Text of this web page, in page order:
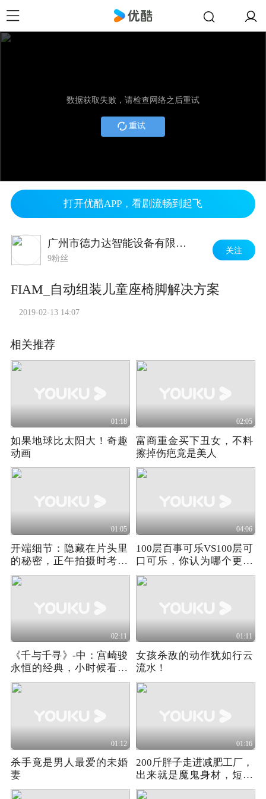
数据获取失败，请检查网络之后重试
重试
打开优酷APP，看剧流畅到起飞
广州市德力达智能设备有限公司
9粉丝
关注
FIAM_自动组装儿童座椅脚解决方案
2019-02-13 14:07
相关推荐
01:18
如果地球比太阳大！奇趣
动画
02:05
富商重金买下丑女，不料
擦掉伤疤竟是美人
01:05
开端细节：隐藏在片头里
的秘密，正午拍摄时考究
的细节
04:06
100层百事可乐VS100层可
口可乐，你认为哪个更加
坚固
02:11
《千与千寻》-中：宫崎骏
永恒的经典，小时候看了
无数遍
01:11
女孩杀敌的动作犹如行云
流水！
01:12
杀手竟是男人最爱的未婚
妻
01:16
200斤胖子走进减肥工厂，
出来就是魔鬼身材，短片
《减肥时代》（一）